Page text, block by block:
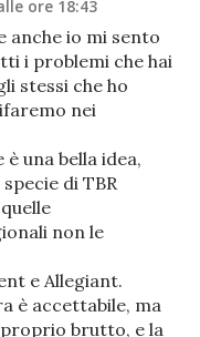
ore 18:43
anche io mi sento
i problemi che hai
stessi che ho
nei
una bella idea,
di TBR
non le
e Allegiant.
è accettabile, ma
brutto, e la